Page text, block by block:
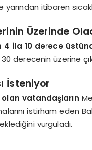
itibaren
Üzerinde
4 ila 10 derece
30 derecenin üzerine
İsteniyor
olan vatandaşların
istirham eden
vurguladı.